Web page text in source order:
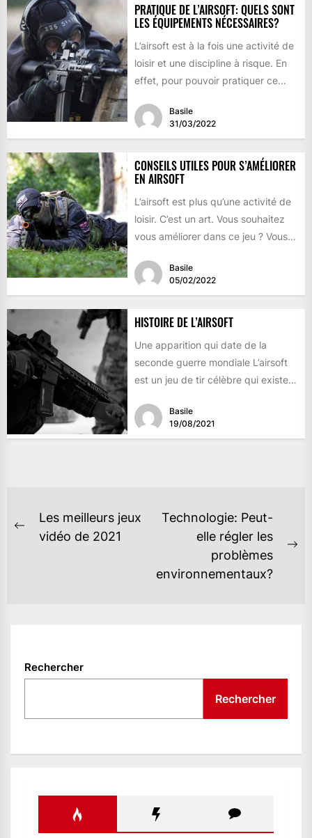
PRATIQUE DE L’AIRSOFT: QUELS SONT
LES ÉQUIPEMENTS NÉCESSAIRES?
L’airsoft est à la fois une activité de
loisir et une discipline à risque. En
effet, pour pouvoir pratiquer ce...
Basile
31/03/2022
CONSEILS UTILES POUR S’AMÉLIORER
EN AIRSOFT
L’airsoft est plus qu’une activité de
loisir. C’est un art. Vous souhaitez
vous améliorer dans ce jeu ? Vous
Basile
05/02/2022
HISTOIRE DE L’AIRSOFT
Une apparition qui date de la
seconde guerre mondiale L’airsoft
est un jeu de tir célèbre qui existe
Basile
19/08/2021
NAVIGATION
Previous
Les meilleurs jeux
vidéo de 2021
Technologie: Peut-
elle régler les
problèmes
environnementaux?
Rechercher
Rechercher